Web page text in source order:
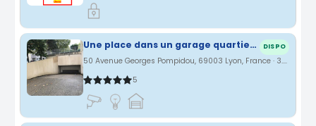
Une place dans un garage quartier gare Part Dieu Lyon DISPO
50 Avenue Georges Pompidou, 69003 Lyon, France · 3.95 km
5